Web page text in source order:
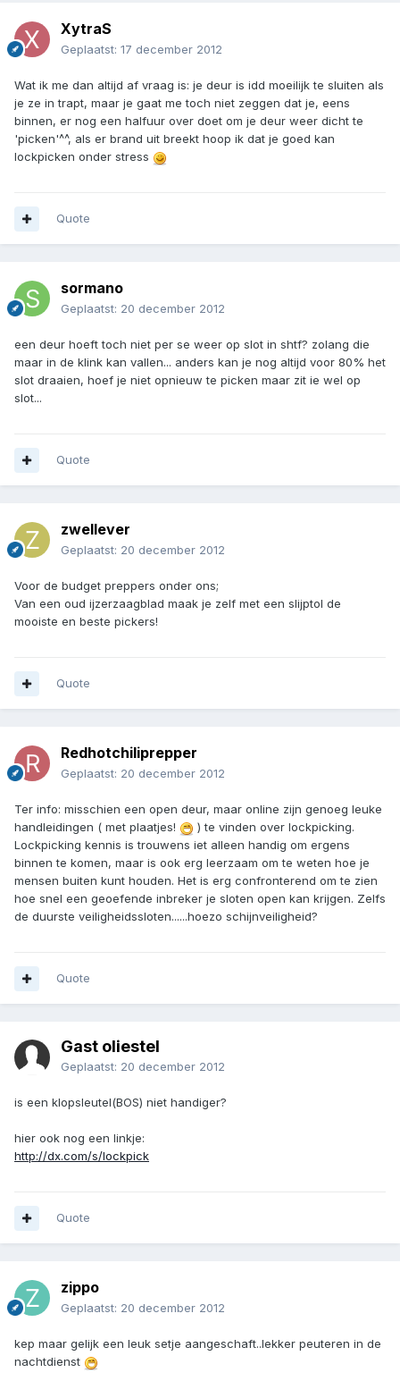
XytraS
Geplaatst: 17 december 2012
Wat ik me dan altijd af vraag is: je deur is idd moeilijk te sluiten als
je ze in trapt, maar je gaat me toch niet zeggen dat je, eens
binnen, er nog een halfuur over doet om je deur weer dicht te
'picken'^^, als er brand uit breekt hoop ik dat je goed kan
lockpicken onder stress
Quote
sormano
Geplaatst: 20 december 2012
een deur hoeft toch niet per se weer op slot in shtf? zolang die
maar in de klink kan vallen... anders kan je nog altijd voor 80% het
slot draaien, hoef je niet opnieuw te picken maar zit ie wel op
slot...
Quote
zwellever
Geplaatst: 20 december 2012
Voor de budget preppers onder ons;
Van een oud ijzerzaagblad maak je zelf met een slijptol de
mooiste en beste pickers!
Quote
Redhotchiliprepper
Geplaatst: 20 december 2012
Ter info: misschien een open deur, maar online zijn genoeg leuke
handleidingen ( met plaatjes!
) te vinden over lockpicking.
Lockpicking kennis is trouwens iet alleen handig om ergens
binnen te komen, maar is ook erg leerzaam om te weten hoe je
mensen buiten kunt houden. Het is erg confronterend om te zien
hoe snel een geoefende inbreker je sloten open kan krijgen. Zelfs
de duurste veiligheidssloten......hoezo schijnveiligheid?
Quote
Gast oliestel
Geplaatst: 20 december 2012
is een klopsleutel(BOS) niet handiger?
hier ook nog een linkje:
http://dx.com/s/lockpick
Quote
zippo
Geplaatst: 20 december 2012
kep maar gelijk een leuk setje aangeschaft..lekker peuteren in de
nachtdienst